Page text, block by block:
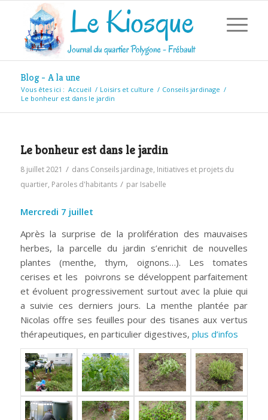
Blog - A la une
Vous êtes ici : Accueil / Loisirs et culture / Conseils jardinage /
Le bonheur est dans le jardin
Le bonheur est dans le jardin
8 juillet 2021 / dans Conseils jardinage, Initiatives et projets du
quartier, Paroles d'habitants / par Isabelle
Mercredi 7 juillet
Après la surprise de la prolifération des mauvaises
herbes, la parcelle du jardin s’enrichit de nouvelles
plantes (menthe, thym, oignons…). Les tomates
cerises et les poivrons se développent parfaitement
et évoluent progressivement surtout avec la pluie qui
a suivie ces derniers jours. La menthe plantée par
Nicolas offre ses feuilles pour des tisanes aux vertus
thérapeutiques, en particulier digestives, plus d’infos